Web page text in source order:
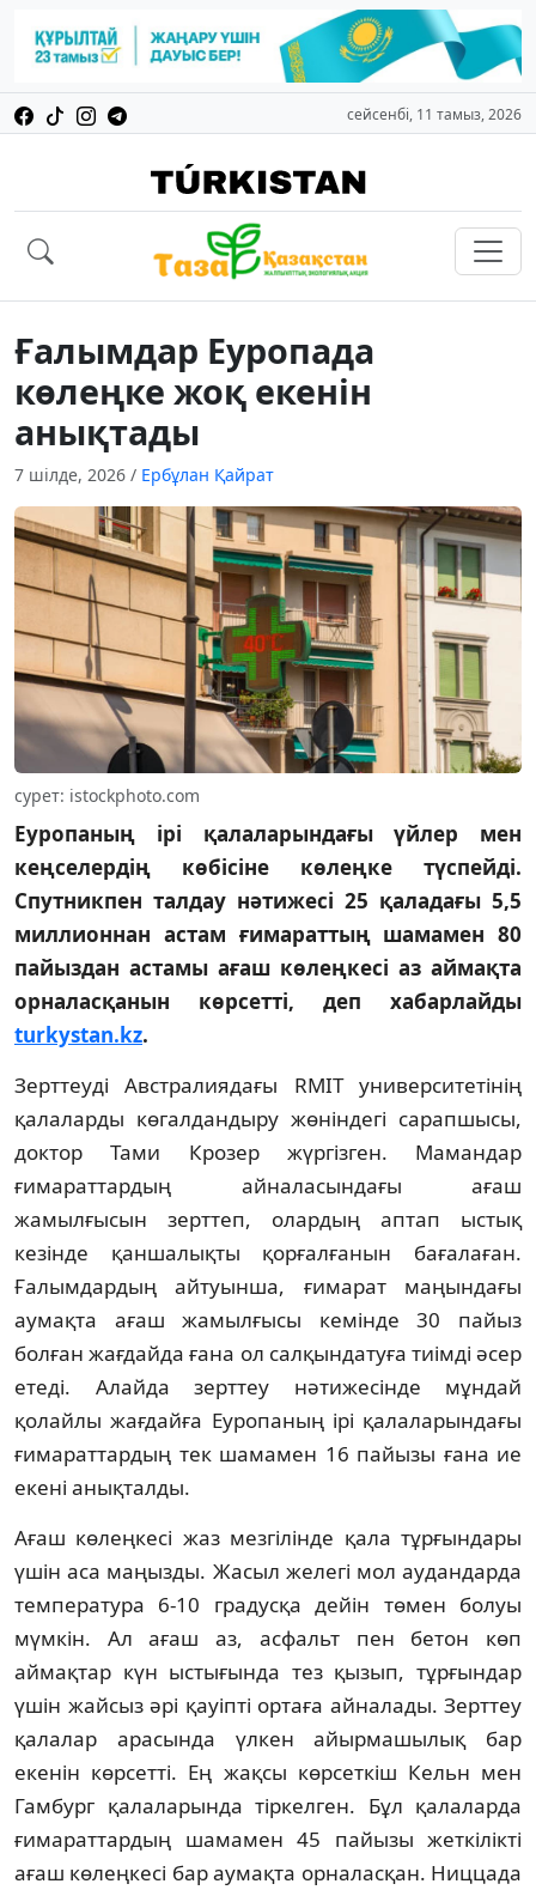
сейсенбі, 11 тамыз, 2026
Ғалымдар Еуропада
көлеңке жоқ екенін
анықтады
7 шілде, 2026 / Ербұлан Қайрат
сурет: istockphoto.com
Еуропаның ірі қалаларындағы үйлер мен
кеңселердің көбісіне көлеңке түспейді.
Спутникпен талдау нәтижесі 25 қаладағы 5,5
миллионнан астам ғимараттың шамамен 80
пайыздан астамы ағаш көлеңкесі аз аймақта
орналасқанын көрсетті, деп хабарлайды
turkystan.kz.
Зерттеуді Австралиядағы RMIT университетінің
қалаларды көгалдандыру жөніндегі сарапшысы,
доктор Тами Крозер жүргізген. Мамандар
ғимараттардың айналасындағы ағаш
жамылғысын зерттеп, олардың аптап ыстық
кезінде қаншалықты қорғалғанын бағалаған.
Ғалымдардың айтуынша, ғимарат маңындағы
аумақта ағаш жамылғысы кемінде 30 пайыз
болған жағдайда ғана ол салқындатуға тиімді әсер
етеді. Алайда зерттеу нәтижесінде мұндай
қолайлы жағдайға Еуропаның ірі қалаларындағы
ғимараттардың тек шамамен 16 пайызы ғана ие
екені анықталды.
Ағаш көлеңкесі жаз мезгілінде қала тұрғындары
үшін аса маңызды. Жасыл желегі мол аудандарда
температура 6-10 градусқа дейін төмен болуы
мүмкін. Ал ағаш аз, асфальт пен бетон көп
аймақтар күн ыстығында тез қызып, тұрғындар
үшін жайсыз әрі қауіпті ортаға айналады. Зерттеу
қалалар арасында үлкен айырмашылық бар
екенін көрсетті. Ең жақсы көрсеткіш Кельн мен
Гамбург қалаларында тіркелген. Бұл қалаларда
ғимараттардың шамамен 45 пайызы жеткілікті
ағаш көлеңкесі бар аумақта орналасқан. Ниццада